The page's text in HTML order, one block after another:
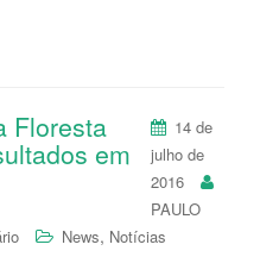
Floresta
em
14 de
julho de
2016
PAULO
News, Notícias